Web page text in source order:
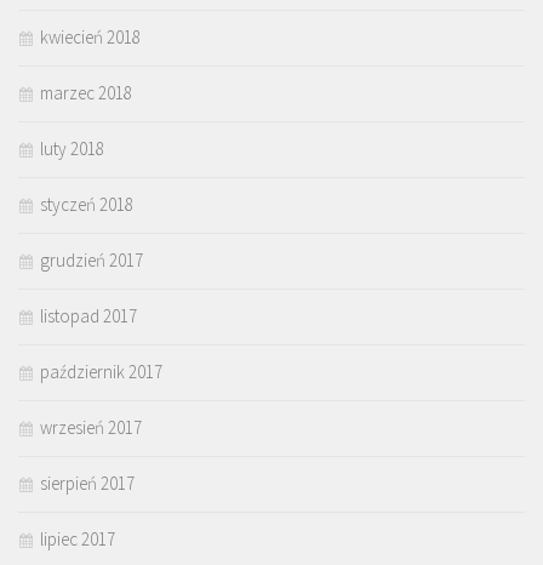
kwiecień 2018
marzec 2018
luty 2018
styczeń 2018
grudzień 2017
listopad 2017
październik 2017
wrzesień 2017
sierpień 2017
lipiec 2017